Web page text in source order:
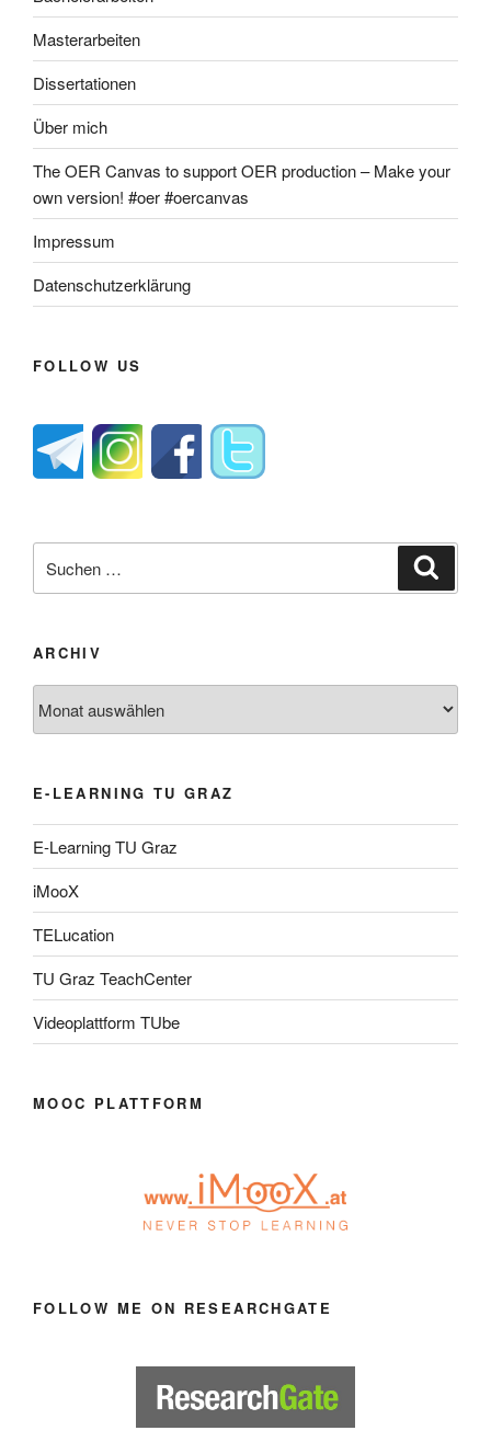
Masterarbeiten
Dissertationen
Über mich
The OER Canvas to support OER production – Make your
own version! #oer #oercanvas
Impressum
Datenschutzerklärung
FOLLOW US
nach:
ARCHIV
E-LEARNING TU GRAZ
E-Learning TU Graz
iMooX
TELucation
TU Graz TeachCenter
Videoplattform TUbe
MOOC PLATTFORM
FOLLOW ME ON RESEARCHGATE